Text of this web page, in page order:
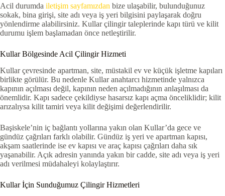
Acil durumda iletişim sayfamızdan bize ulaşabilir, bulunduğunuz
sokak, bina girişi, site adı veya iş yeri bilgisini paylaşarak doğru
yönlendirme alabilirsiniz. Kullar çilingir taleplerinde kapı türü ve kilit
durumu işlem başlamadan önce netleştirilir.
Kullar Bölgesinde Acil Çilingir Hizmeti
Kullar çevresinde apartman, site, müstakil ev ve küçük işletme kapıları
birlikte görülür. Bu nedenle Kullar anahtarcı hizmetinde yalnızca
kapının açılması değil, kapının neden açılmadığının anlaşılması da
önemlidir. Kapı sadece çekildiyse hasarsız kapı açma önceliklidir; kilit
arızalıysa kilit tamiri veya kilit değişimi değerlendirilir.
Başiskele’nin iç bağlantı yollarına yakın olan Kullar’da gece ve
gündüz çağrıları farklı olabilir. Gündüz iş yeri ve apartman kapısı,
akşam saatlerinde ise ev kapısı ve araç kapısı çağrıları daha sık
yaşanabilir. Açık adresin yanında yakın bir cadde, site adı veya iş yeri
adı verilmesi müdahaleyi kolaylaştırır.
Kullar İçin Sunduğumuz Çilingir Hizmetleri